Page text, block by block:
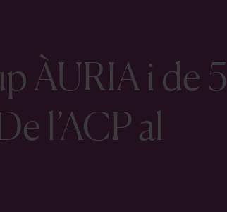
ÀURIA i de 5
l’ACP al